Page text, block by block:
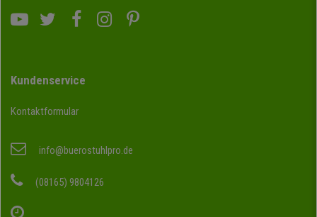
Kundenservice
Kontaktformular
info@buerostuhlpro.de
(08165) 9804126